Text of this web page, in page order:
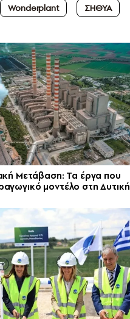
Wonderplant ΣΗΘΥΑ
Μετάβαση: Τα έργα που
μοντέλο στη Δυτική